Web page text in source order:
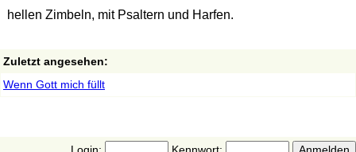
hellen Zimbeln, mit Psaltern und Harfen.
Zuletzt angesehen:
Wenn Gott mich füllt